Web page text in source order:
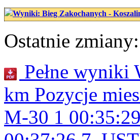
Wyniki: Bieg Zakochanych -
Ostatnie
Pełne
km Pozycje
M-30 1